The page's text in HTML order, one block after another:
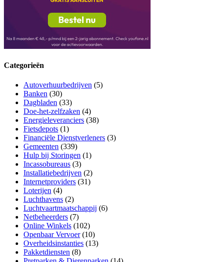
Categorieën
Autoverhuurbedrijven (5)
Banken (30)
Dagbladen (33)
Doe-het-zelfzaken (4)
Energieleveranciers (38)
Fietsdepots (1)
Financiële Dienstverleners (3)
Gemeenten (339)
Hulp bij Storingen (1)
Incassobureaus (3)
Installatiebedrijven (2)
Internetproviders (31)
Loterijen (4)
Luchthavens (2)
Luchtvaartmaatschappij (6)
Netbeheerders (7)
Online Winkels (102)
Openbaar Vervoer(10)
Overheidsinstanties (13)
Pakketdiensten (8)